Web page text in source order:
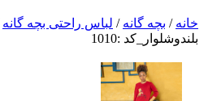
خانه / بچه گانه / لباس راحتی بچه گانه
بلندوشلوار_کد :1010